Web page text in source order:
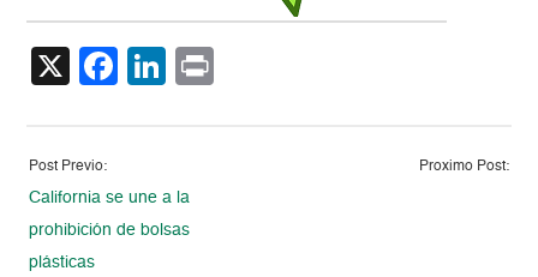
X Facebook
LinkedIn
Post Previo:
California se une a la
prohibición de bolsas
plásticas
Proximo Post: